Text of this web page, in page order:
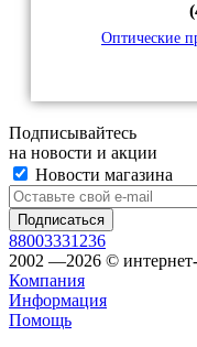
Оптические
Подписывайтесь
на новости и акции
Новости магазина
88003331236
2002 —2026 ©
Компания
Информация
Помощь